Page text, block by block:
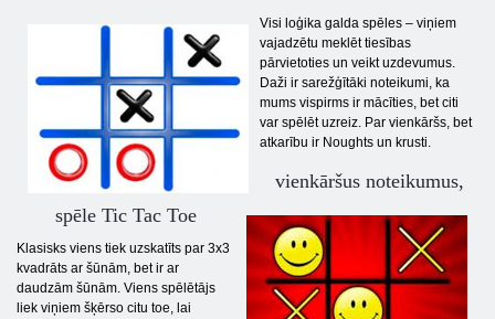
Visi loģika galda spēles – viņiem
vajadzētu meklēt tiesības
pārvietoties un veikt uzdevumus.
Daži ir sarežģītāki noteikumi, ka
mums vispirms ir mācīties, bet citi
var spēlēt uzreiz. Par vienkāršs, bet
atkarību ir Noughts un krusti.
vienkāršus noteikumus,
spēle Tic Tac Toe
Klasisks viens tiek uzskatīts par 3x3
kvadrāts ar šūnām, bet ir ar
daudzām šūnām. Viens spēlētājs
liek viņiem šķērso citu toe, lai